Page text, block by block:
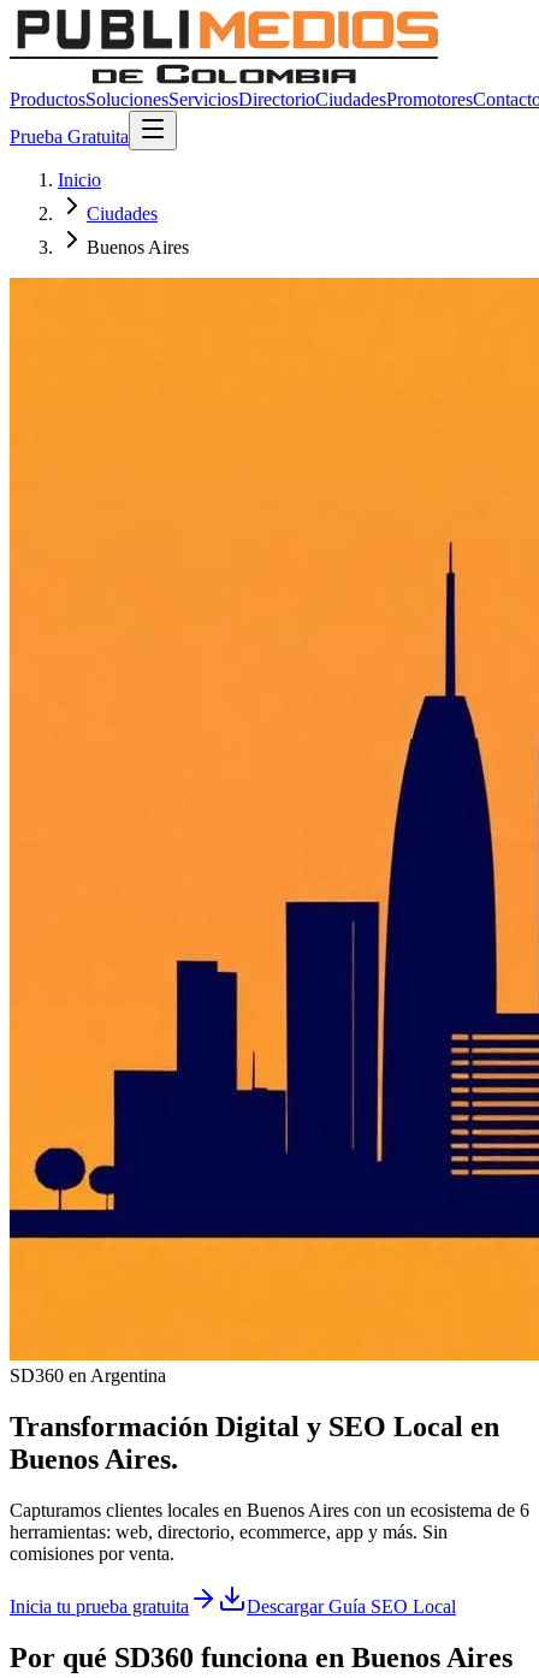
ProductosSolucionesServiciosDirectorioCiudadesPromotores
Prueba Gratuita
Inicio
Ciudades
Buenos Aires
SD360 en Argentina
Transformación Digital y SEO Local en
Buenos Aires.
Capturamos clientes locales en Buenos Aires con un ecosistema de 6
herramientas: web, directorio, ecommerce, app y más. Sin
comisiones por venta.
Inicia tu prueba gratuita Descargar Guía SEO Local
Por qué SD360 funciona en Buenos Aires